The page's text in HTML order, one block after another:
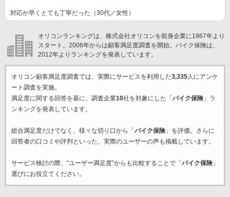
対応が早くとても丁寧だった（30代／女性）
オリコンランキングは、株式会社オリコンを前身企業に1967年より
スタート。2006年からは顧客満足度調査を開始。バイク保険は、
2012年よりランキングを発表しています。
オリコン顧客満足度調査では、実際にサービスを利用した3,335人にアンケ
ート調査を実施。
満足度に関する回答を基に、調査企業10社を対象にした「 バイク保険」ラ
ンキングを発表しています。
総合満足度だけでなく、様々な切り口から「 バイク保険」を評価。さらに
回答者の口コミや評判といった、実際のユーザーの声も掲載しています。
サービス検討の際、“ユーザー満足度”からも比較することで「 バイク保険」
選びにお役立てください。